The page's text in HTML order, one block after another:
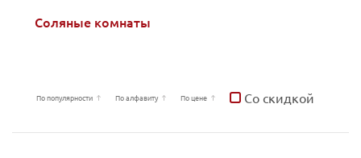
Соляные комнаты
По популярности По алфавиту По цене Со скидкой